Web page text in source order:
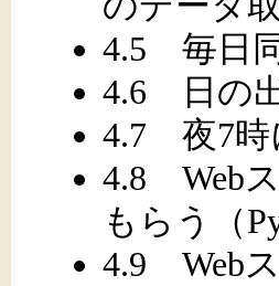
4.5 毎日
4.6 日の
4.7 夜7時
4.8 Web
もらう（
4.9 Web